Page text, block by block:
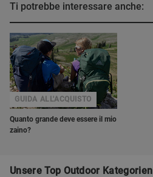
Ti potrebbe interessare anche:
Quanto grande deve essere il mio
zaino?
GUIDA ALL'ACQUISTO
Unsere Top Outdoor Kategorien